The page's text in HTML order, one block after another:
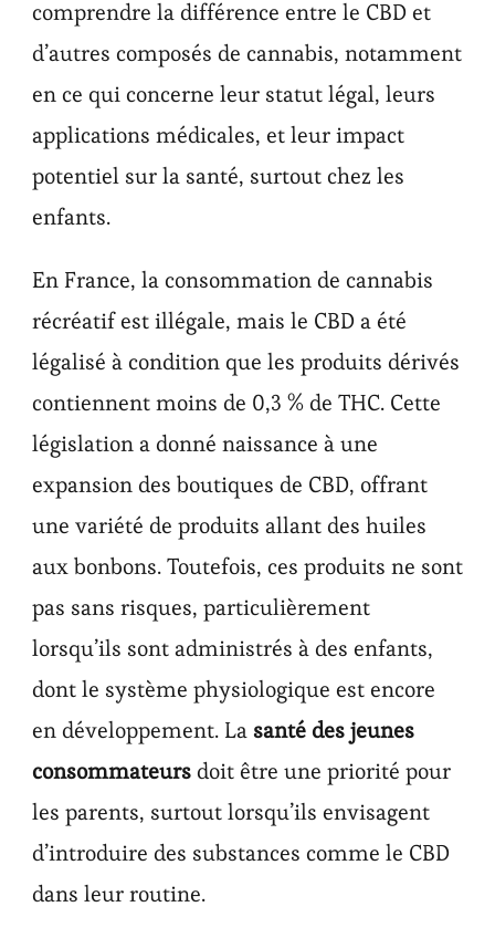
comprendre la différence entre le CBD et
d’autres composés de cannabis, notamment
en ce qui concerne leur statut légal, leurs
applications médicales, et leur impact
potentiel sur la santé, surtout chez les
enfants.
En France, la consommation de cannabis
récréatif est illégale, mais le CBD a été
légalisé à condition que les produits dérivés
contiennent moins de 0,3 % de THC. Cette
législation a donné naissance à une
expansion des boutiques de CBD, offrant
une variété de produits allant des huiles
aux bonbons. Toutefois, ces produits ne sont
pas sans risques, particulièrement
lorsqu’ils sont administrés à des enfants,
dont le système physiologique est encore
en développement. Lasanté des jeunes
consommateursdoit être une priorité pour
les parents, surtout lorsqu’ils envisagent
d’introduire des substances comme le CBD
dans leur routine.